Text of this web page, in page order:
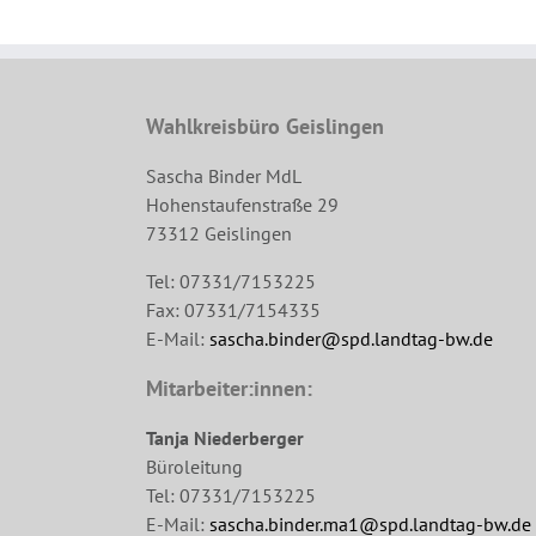
Wahlkreisbüro Geislingen
Sascha Binder MdL
Hohenstaufenstraße 29
73312 Geislingen
Tel: 07331/7153225
Fax: 07331/7154335
E-Mail: sascha.binder@spd.landtag-bw.de
Mitarbeiter:innen:
Tanja Niederberger
Büroleitung
Tel: 07331/7153225
E-Mail: sascha.binder.ma1@spd.landtag-bw.de